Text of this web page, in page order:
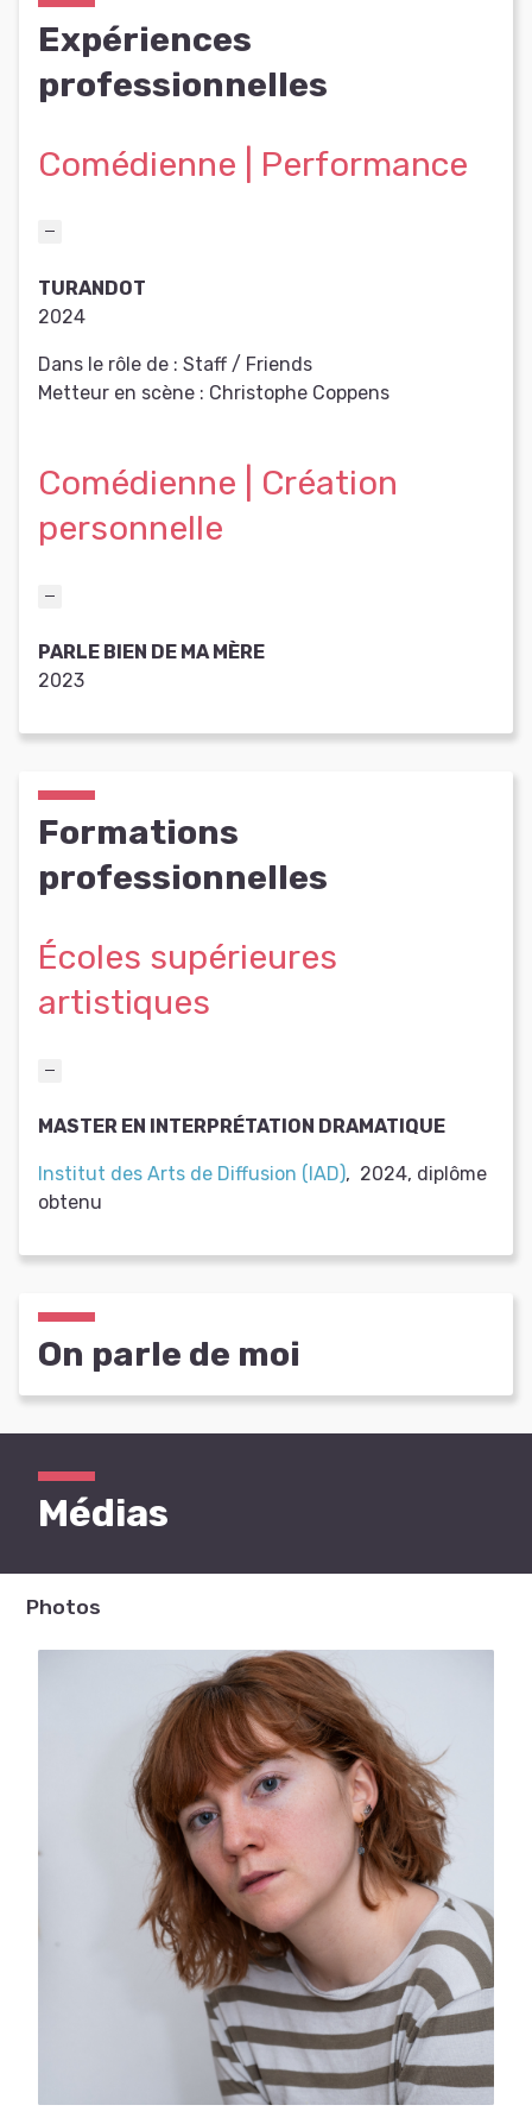
Expériences
professionnelles
Comédienne | Performance
TURANDOT
2024
Dans le rôle de : Staff / Friends
Metteur en scène : Christophe Coppens
Comédienne | Création
personnelle
PARLE BIEN DE MA MÈRE
2023
Formations
professionnelles
Écoles supérieures
artistiques
MASTER EN INTERPRÉTATION DRAMATIQUE
Institut des Arts de Diffusion (IAD), 2024, diplôme
obtenu
On parle de moi
Médias
Photos